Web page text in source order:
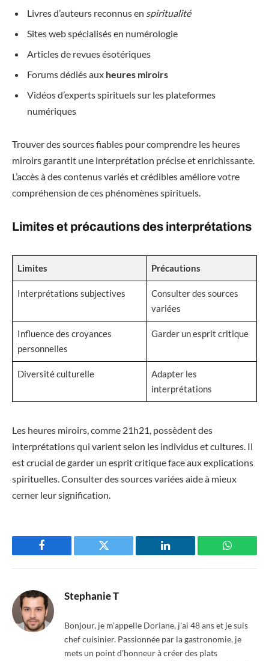
Livres d’auteurs reconnus en spiritualité
Sites web spécialisés en numérologie
Articles de revues ésotériques
Forums dédiés aux heures miroirs
Vidéos d’experts spirituels sur les plateformes
numériques
Trouver des sources fiables pour comprendre les heures
miroirs garantit une interprétation précise et enrichissante.
L’accès à des contenus variés et crédibles améliore votre
compréhension de ces phénomènes spirituels.
Limites et précautions des interprétations
Limites Précautions
Interprétations subjectives
Consulter des sources
variées
Influence des croyances
personnelles
Garder un esprit critique
Diversité culturelle
Adapter les
interprétations
Les heures miroirs, comme 21h21, possèdent des
interprétations qui varient selon les individus et cultures. Il
est crucial de garder un esprit critique face aux explications
spirituelles. Consulter des sources variées aide à mieux
cerner leur signification.
Facebook Twitter LinkedIn
Stephanie T
Bonjour, je m'appelle Doriane, j'ai 48 ans et je suis
chef cuisinier. Passionnée par la gastronomie, je
mets un point d'honneur à créer des plats